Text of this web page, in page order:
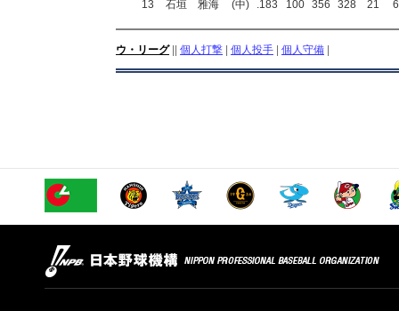
13
石垣 雅海 (中) .183 100 356 328 21
ウ・リーグ|| 個人打撃 個人投手 個人守備